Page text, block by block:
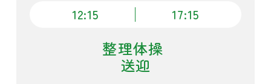
12:15 17:15
整理体操
送迎